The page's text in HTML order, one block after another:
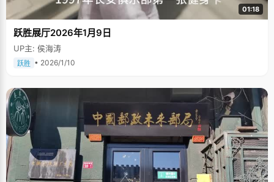
01:18
跃胜展厅2026年1月9日
UP主: 侯海涛
跃胜 • 2026/1/10